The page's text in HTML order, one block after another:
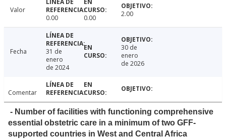
Valor
0.00
0.00 2.00
Fecha
31 de
enero
de 2024
30 de
enero
de 2026
Comentar
- Number of facilities with functioning comprehensive
essential obstetric care in a minimum of two GFF-
supported countries in West and Central Africa